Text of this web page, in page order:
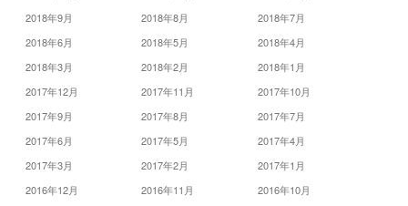
2018年9月
2018年8月
2018年7月
2018年6月
2018年5月
2018年4月
2018年3月
2018年2月
2018年1月
2017年12月
2017年11月
2017年10月
2017年9月
2017年8月
2017年7月
2017年6月
2017年5月
2017年4月
2017年3月
2017年2月
2017年1月
2016年12月
2016年11月
2016年10月